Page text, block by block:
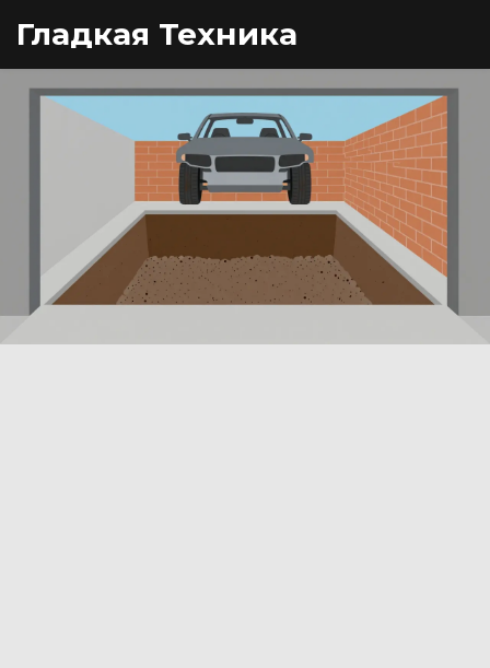
Гладкая Техника